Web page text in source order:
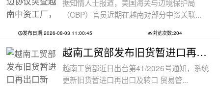
据知情人士报道，美国海关与边境保护局
（CBP）官员近期在越南对部分中资关联...
发布日期:2026-08-03 11:00:45 浏览次数:204
越南工贸部发布旧货暂进口再出口新规：
越南工贸部近日出台第41/2026号通知，系统
更新旧货暂进口再出口及转口 贸易管...